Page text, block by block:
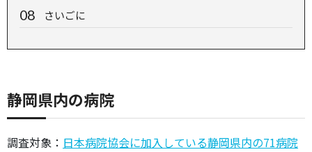
さいごに
静岡県内の病院
調査対象： 日本病院協会に加入している静岡県内の71病院